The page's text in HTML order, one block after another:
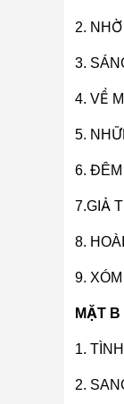
2.
3.
4. VỀ
5.
6. ĐÊM
7.GIẢ
8.
9.
MẶT B
1.
2.